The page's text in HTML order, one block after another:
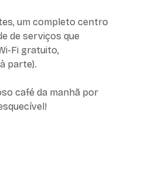
um completo centro
de serviços que
Fi gratuito,
parte).
café da manhã por